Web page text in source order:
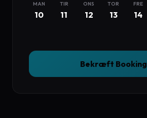
MAN
10
TIR
11
ONS
12
TOR
13
FRE
14
Bekræft Booking